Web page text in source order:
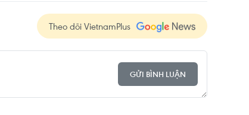
Theo dõi VietnamPlus
GỬI BÌNH LUẬN